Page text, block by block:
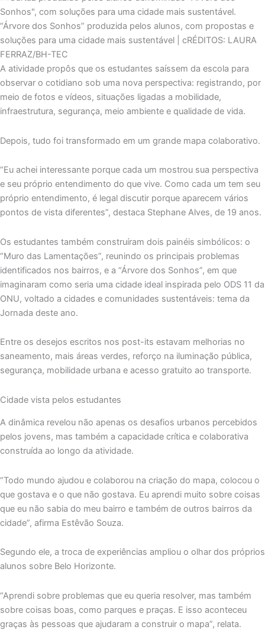
“Árvore dos Sonhos” produzida pelos alunos, com propostas e
soluções para uma cidade mais sustentável | cRÉDITOS: LAURA
FERRAZ/BH-TEC
A atividade propôs que os estudantes saíssem da escola para
observar o cotidiano sob uma nova perspectiva: registrando, por
meio de fotos e vídeos, situações ligadas a mobilidade,
infraestrutura, segurança, meio ambiente e qualidade de vida.
Depois, tudo foi transformado em um grande mapa colaborativo.
“Eu achei interessante porque cada um mostrou sua perspectiva
e seu próprio entendimento do que vive. Como cada um tem seu
próprio entendimento, é legal discutir porque aparecem vários
pontos de vista diferentes”, destaca Stephane Alves, de 19 anos.
Os estudantes também construíram dois painéis simbólicos: o
“Muro das Lamentações”, reunindo os principais problemas
identificados nos bairros, e a “Árvore dos Sonhos”, em que
imaginaram como seria uma cidade ideal inspirada pelo ODS 11 da
ONU, voltado a cidades e comunidades sustentáveis: tema da
Jornada deste ano.
Entre os desejos escritos nos post-its estavam melhorias no
saneamento, mais áreas verdes, reforço na iluminação pública,
segurança, mobilidade urbana e acesso gratuito ao transporte.
Cidade vista pelos estudantes
A dinâmica revelou não apenas os desafios urbanos percebidos
pelos jovens, mas também a capacidade crítica e colaborativa
construída ao longo da atividade.
“Todo mundo ajudou e colaborou na criação do mapa, colocou o
que gostava e o que não gostava. Eu aprendi muito sobre coisas
que eu não sabia do meu bairro e também de outros bairros da
cidade”, afirma Estêvão Souza.
Segundo ele, a troca de experiências ampliou o olhar dos próprios
alunos sobre Belo Horizonte.
“Aprendi sobre problemas que eu queria resolver, mas também
sobre coisas boas, como parques e praças. E isso aconteceu
graças às pessoas que ajudaram a construir o mapa”, relata.